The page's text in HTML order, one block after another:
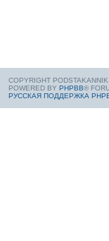
COPYRIGHT
POWERED BY PHPBB®
РУССКАЯ ПОДДЕРЖКА